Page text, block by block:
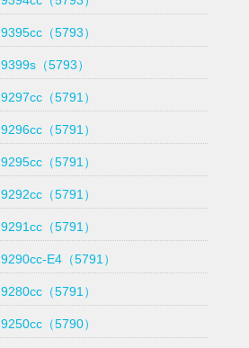
9395cc（5793）
9399s（5793）
9297cc（5791）
9296cc（5791）
9295cc（5791）
9292cc（5791）
9291cc（5791）
9290cc-E4（5791）
9280cc（5791）
9250cc（5790）